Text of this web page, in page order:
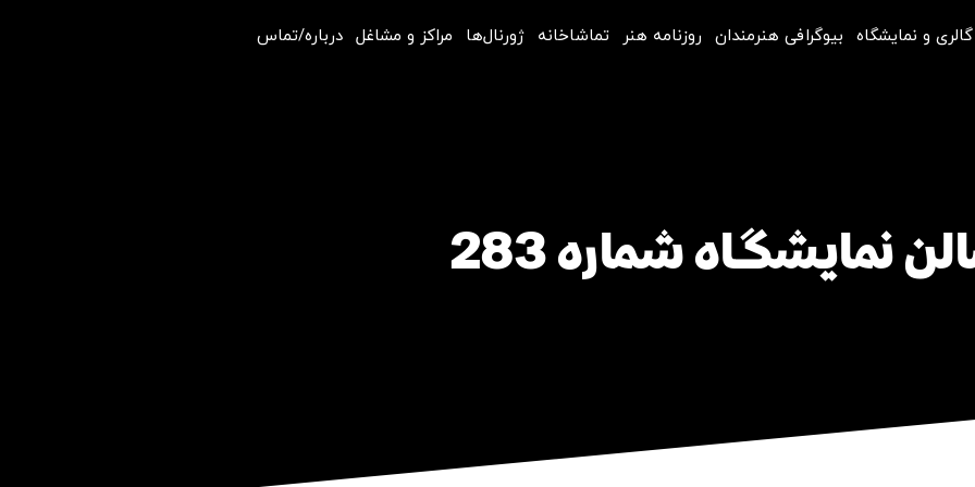
گالری و نمایشگاه بیوگرافی هنرمندان روزنامه هنر تماشاخانه ژورنال‌ها مراکز و مشاغل درباره/تماس
نمایشگاه شماره 283